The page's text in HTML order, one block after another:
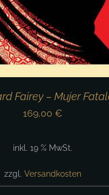
Fairey – Mujer
169,00 €
inkl. 19 % MwSt.
zzgl. Versandkosten